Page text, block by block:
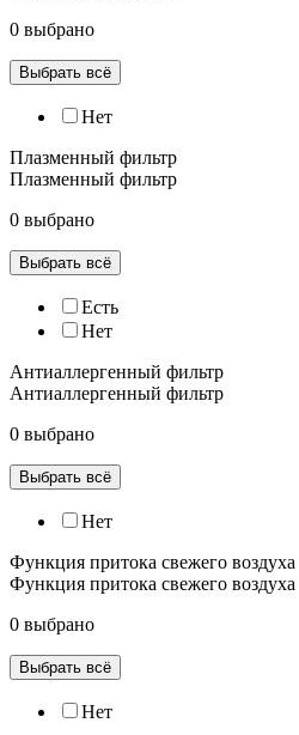
0 выбрано
Выбрать всё
Нет
Плазменный фильтр
Плазменный фильтр
0 выбрано
Выбрать всё
Есть
Нет
Антиаллергенный фильтр
Антиаллергенный фильтр
0 выбрано
Выбрать всё
Нет
Функция притока свежего воздуха
Функция притока свежего воздуха
0 выбрано
Выбрать всё
Нет